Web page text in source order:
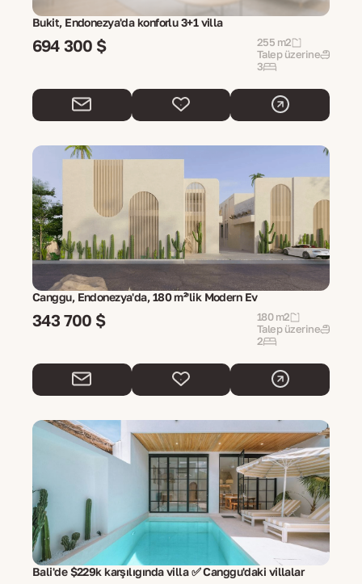
Bukit, Endonezya'da konforlu 3+1 villa
694 300 $
255 m2
Talep üzerine
3
Canggu, Endonezya'da, 180 m²'lik Modern Ev
343 700 $
180 m2
Talep üzerine
2
Bali'de $229k karşılığında villa ✅ Canggu'daki villalar